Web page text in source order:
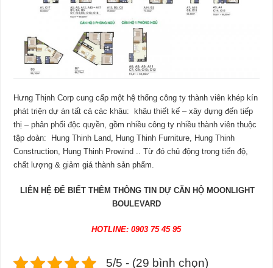
Hưng Thịnh Corp cung cấp một hệ thống công ty thành viên khép kín
phát triện dự án tất cả các khâu: khâu thiết kế – xây dựng đến tiếp
thị – phân phối độc quyền, gồm nhiều công ty nhiều thành viên thuộc
tập đoàn: Hung Thinh Land, Hung Thinh Furniture, Hung Thinh
Construction, Hung Thinh Prowind .. Từ đó chủ động trong tiến độ,
chất lượng & giảm giá thành sản phẩm.
LIÊN HỆ ĐỂ BIẾT THÊM THÔNG TIN DỰ CĂN HỘ MOONLIGHT
BOULEVARD
HOTLINE: 0903 75 45 95
5/5 - (29 bình chọn)